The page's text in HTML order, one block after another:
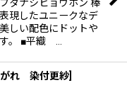
タナシヒョウホン 棒
現したユニークなデ
しい配色にドットや
。 ■平織 …
れ 染付更紗